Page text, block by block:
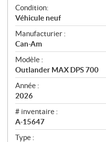
A
p
e
r
ç
u
Condition:
Véhicule neuf
Manufacturier :
Can-Am
Modèle :
Outlander MAX DPS 700
Année :
2026
# inventaire :
A-15647
Type :